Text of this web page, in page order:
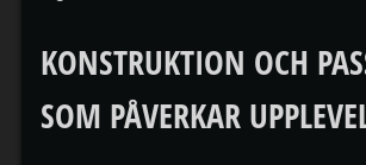
KONSTRUKTION OCH
SOM PÅVERKAR